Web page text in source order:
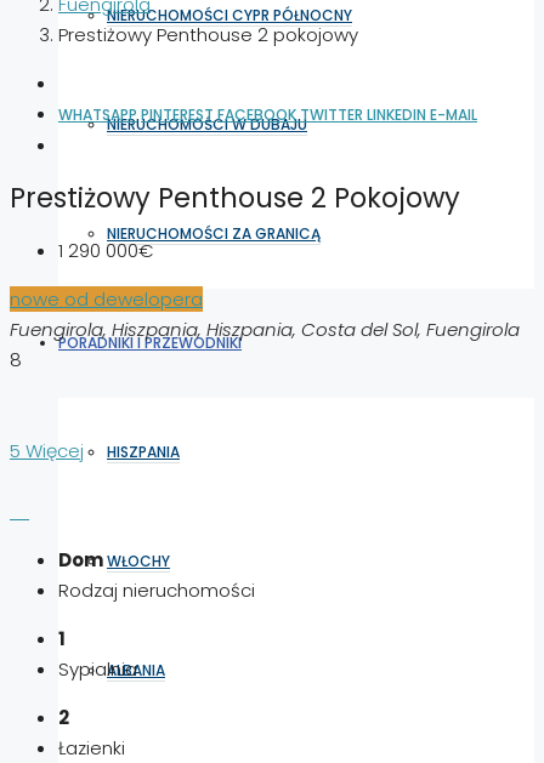
NIERUCHOMOŚCI CYPR PÓŁNOCNY
NIERUCHOMOŚCI W DUBAJU
NIERUCHOMOŚCI ZA GRANICĄ
PORADNIKI I PRZEWODNIKI
HISZPANIA
WŁOCHY
ALBANIA
Prestiżowy Penthouse 2 pokojowy
WHATSAPPPINTEREST FACEBOOKTWITTER LINKEDIN E-MAIL
Prestiżowy Penthouse 2 Pokojowy
1 290 000€
nowe od dewelopera
Fuengirola, Hiszpania, Hiszpania, Costa del Sol, Fuengirola
8
5 Więcej
Dom
Rodzaj nieruchomości
1
Sypialnia
2
Łazienki